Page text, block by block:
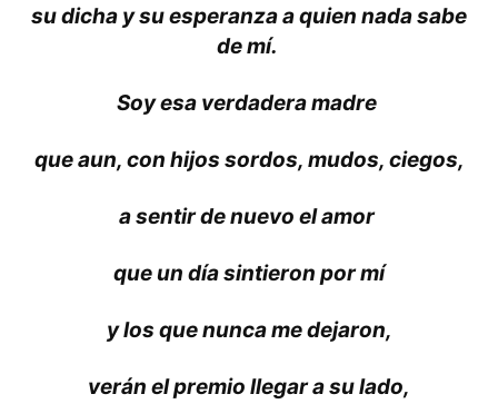
su dicha y su esperanza a quien nada sabe
de mí.
Soy esa verdadera madre
que aun, con hijos sordos, mudos, ciegos,
a sentir de nuevo el amor
que un día sintieron por mí
y los que nunca me dejaron,
verán el premio llegar a su lado,